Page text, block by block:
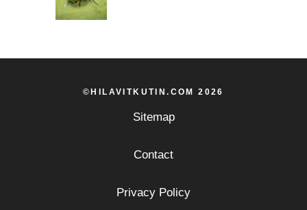
©HILAVITKUTIN.COM 2026
Sitemap
Contact
Privacy Policy